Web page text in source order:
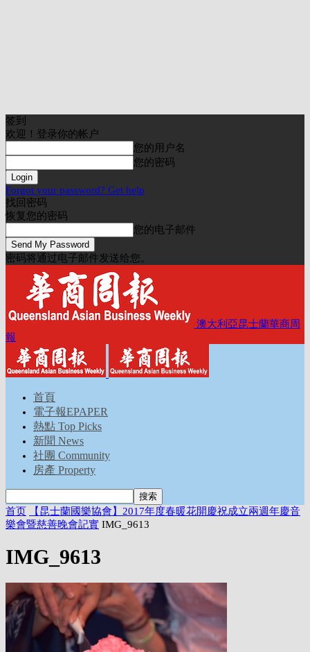
签到
欢迎！登录你的帐户
您的用户名
您的密码
Forgot your password? Get help
找回密码
恢复您的密码
您的电子邮件
密码将通过电子邮件发送给您。
澳大利亞昆士蘭華商周
報
首頁
電子報EPAPER
熱點 Top Picks
新聞 News
社團 Community
房產 Property
首页
【昆士蘭國樂協會】2017年度春暖花開慶祝成立兩週年慶音
樂會暨慈善晚會記實 IMG_9613
IMG_9613